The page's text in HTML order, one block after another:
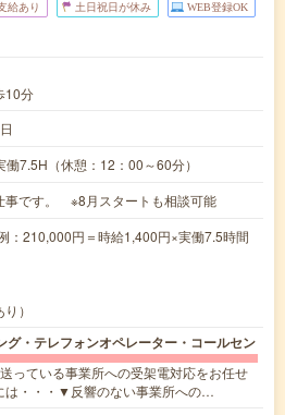
給あり 土日祝日が休み WEB登録OK
10分
7.5H（休憩：12：00～60分）
事です。 ※8月スタートも相談可能
210,000円＝時給1,400円×実働7.5時間
）
グ・テレフォンオペレーター・コールセン
っている事業所への受架電対応をお任せ
は・・・▼反響のない事業所への…